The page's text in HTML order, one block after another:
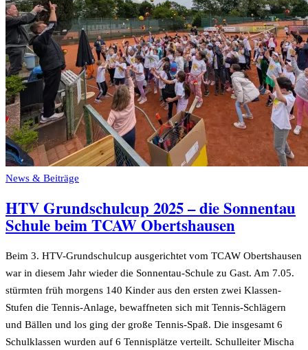
News & Beiträge
HTV Grundschulcup 2025 – die Sonnentau
Schule beim TCAW Obertshausen
Beim 3. HTV-Grundschulcup ausgerichtet vom TCAW Obertshausen
war in diesem Jahr wieder die Sonnentau-Schule zu Gast. Am 7.05.
stürmten früh morgens 140 Kinder aus den ersten zwei Klassen-
Stufen die Tennis-Anlage, bewaffneten sich mit Tennis-Schlägern
und Bällen und los ging der große Tennis-Spaß. Die insgesamt 6
Schulklassen wurden auf 6 Tennisplätze verteilt. Schulleiter Mischa